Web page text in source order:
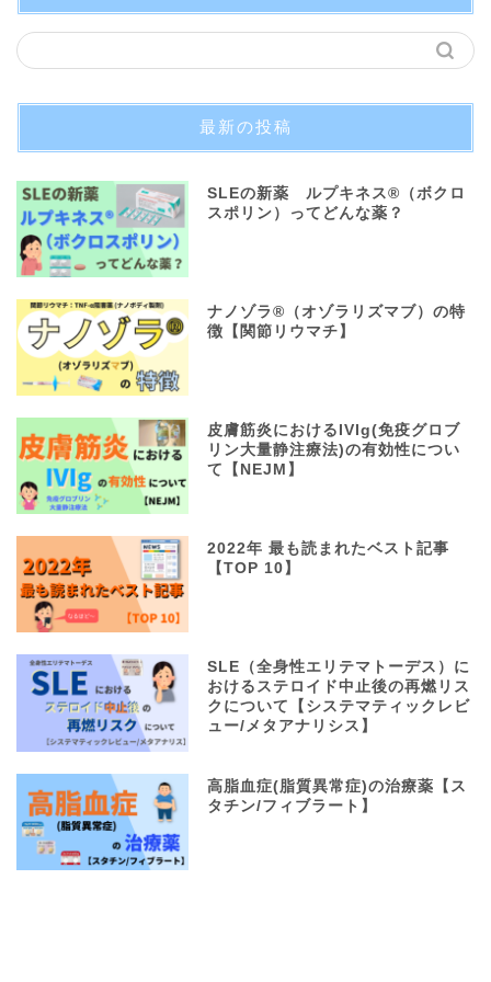
最新の投稿
SLEの新薬 ルプキネス®︎（ボクロ
スポリン）ってどんな薬？
ナノゾラ®︎（オゾラリズマブ）の特
徴【関節リウマチ】
皮膚筋炎におけるIVIg(免疫グロブ
リン大量静注療法)の有効性につい
て【NEJM】
2022年 最も読まれたベスト記事
【TOP 10】
SLE（全身性エリテマトーデス）に
おけるステロイド中止後の再燃リス
クについて【システマティックレビ
ュー/メタアナリシス】
高脂血症(脂質異常症)の治療薬【ス
タチン/フィブラート】